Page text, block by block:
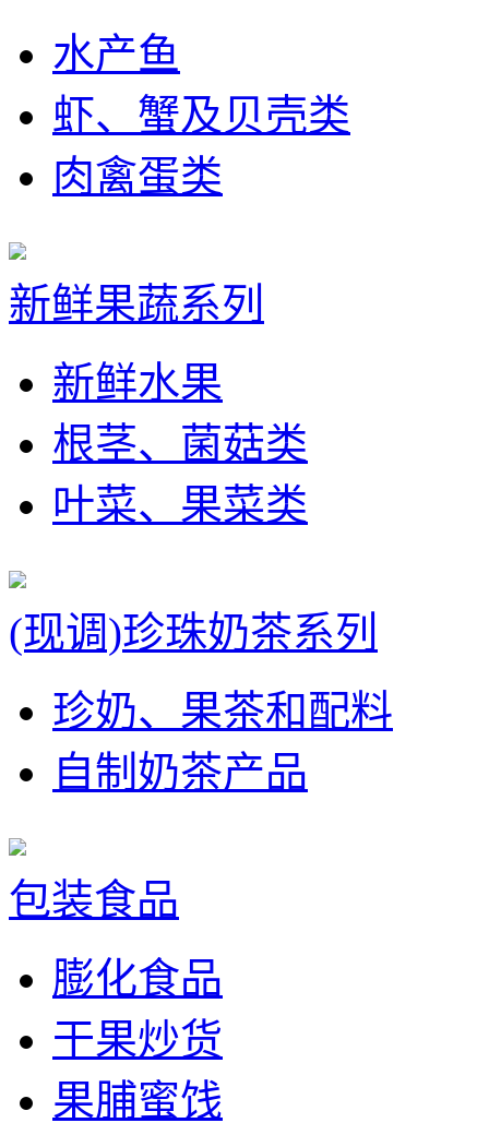
水产鱼
虾、蟹及贝壳类
肉禽蛋类
新鲜果蔬系列
新鲜水果
根茎、菌菇类
叶菜、果菜类
(现调)珍珠奶茶系列
珍奶、果茶和配料
自制奶茶产品
包装食品
膨化食品
干果炒货
果脯蜜饯